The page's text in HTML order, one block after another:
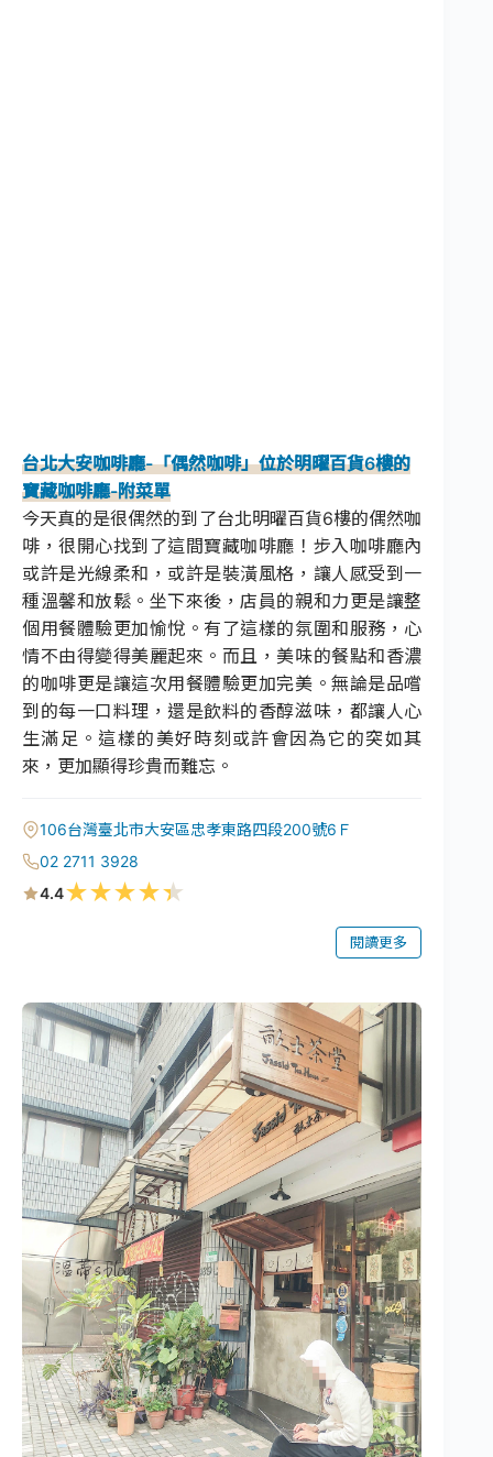
台北大安咖啡廳-「偶然咖啡」位於明曜百貨6樓的
寶藏咖啡廳-附菜單
今天真的是很偶然的到了台北明曜百貨6樓的偶然咖
啡，很開心找到了這間寶藏咖啡廳！步入咖啡廳內
或許是光線柔和，或許是裝潢風格，讓人感受到一
種溫馨和放鬆。坐下來後，店員的親和力更是讓整
個用餐體驗更加愉悅。有了這樣的氛圍和服務，心
情不由得變得美麗起來。而且，美味的餐點和香濃
的咖啡更是讓這次用餐體驗更加完美。無論是品嚐
到的每一口料理，還是飲料的香醇滋味，都讓人心
生滿足。這樣的美好時刻或許會因為它的突如其
來，更加顯得珍貴而難忘。
106台灣臺北市大安區忠孝東路四段200號6Ｆ
02 2711 3928
4.4★★★★★
閱讀更多